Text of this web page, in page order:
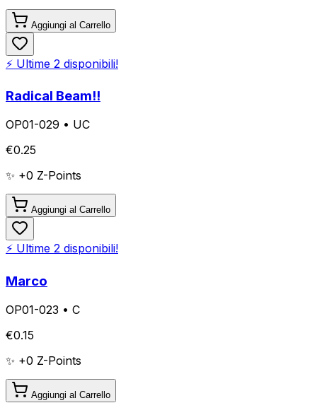
Aggiungi al Carrello
⚡ Ultime 2 disponibili!
Radical Beam!!
OP01-029 • UC
€0.25
✨ +0 Z-Points
Aggiungi al Carrello
⚡ Ultime 2 disponibili!
Marco
OP01-023 • C
€0.15
✨ +0 Z-Points
Aggiungi al Carrello